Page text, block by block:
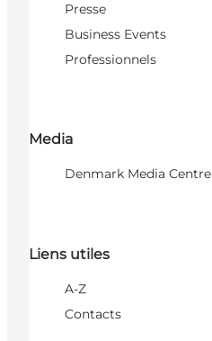
Presse
Business Events
Professionnels
Media
Denmark Media Centre
Liens utiles
A-Z
Contacts